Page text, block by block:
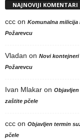
NAJNOVIJI KOMENTARI
ccc on Komunalna milicija
Požarevcu
Vladan on Novi
Požarevcu
Ivan Mlakar on Objavljen
zaštite pčele
ccc on Objavljen termin
pčele